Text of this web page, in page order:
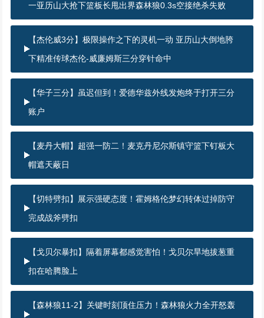
一亚历山大抢下篮板长甩出界森林狼0.3s空接绝杀失败
【杰伦威3分】极限操作之下的灵机一动 亚历山大倒地胯
下精准传球杰伦-威廉姆斯三分穿针命中
【华子三分】虽迟但到！爱德华兹外线发炮终于打开三分
账户
【麦丹大帽】超强一防二！麦克丹尼尔斯镇守篮下钉板大
帽遮天蔽日
【切特劈扣】展示强硬态度！霍姆格伦梦幻转体过掉防守
完成战斧劈扣
【戈贝尔暴扣】隔着屏幕都感觉害怕！戈贝尔旱地拔葱重
扣在哈腾脸上
【森林狼11-2】关键时刻顶住压力！森林狼火力全开怒轰